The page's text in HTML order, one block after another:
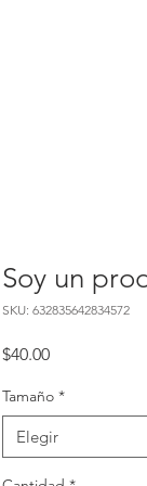
Soy un
SKU: 632835642834572
$40.00Precio
Tamaño *
Elegir